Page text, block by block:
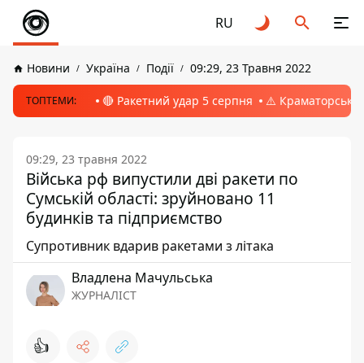
RU
Новини Україна Події 09:29, 23 Травня 2022
ТОПТЕМИ: 🔴 Ракетний удар 5 серпня ⚠️ Краматорськ,
09:29, 23 травня 2022
Війська рф випустили дві ракети по
Сумській області: зруйновано 11
будинків та підприємство
Супротивник вдарив ракетами з літака
Владлена Мачульська
ЖУРНАЛІСТ
👍